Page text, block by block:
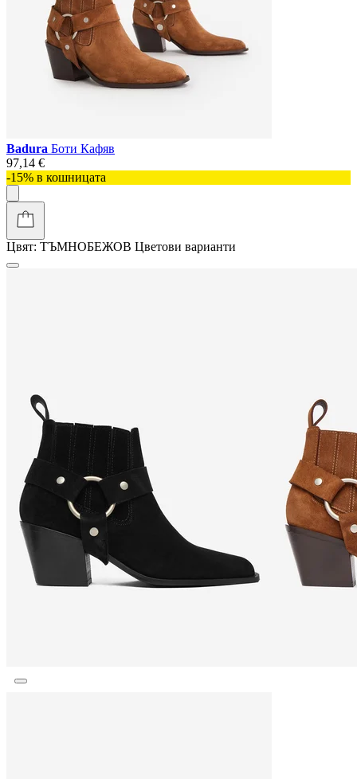
Badura Боти Кафяв
97,14 €
-15% в кошницата
Цвят: ТЪМНОБЕЖОВ Цветови варианти